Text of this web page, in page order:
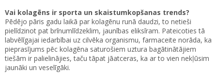
Vai kolagēns ir sporta un skaistumkopšanas trends?
Pēdējo pāris gadu laikā par kolagēnu runā daudzi, to netieši
pielīdzinot pat brīnumlīdzeklim, jaunības eliksīram. Pateicoties tā
labvēlīgajai iedarbībai uz cilvēka organismu, farmaceite norāda, ka
pieprasījums pēc kolagēna saturošiem uztura bagātinātājiem
tiešām ir palielinājies, taču tāpat jāatceras, ka ar to vien nekļūsim
jaunāki un veselīgāki.